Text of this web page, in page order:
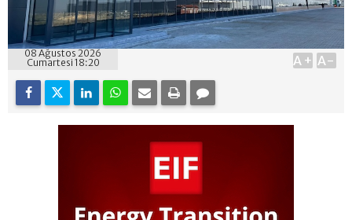
08 Ağustos 2026
Cumartesi 18:20
A+ A-